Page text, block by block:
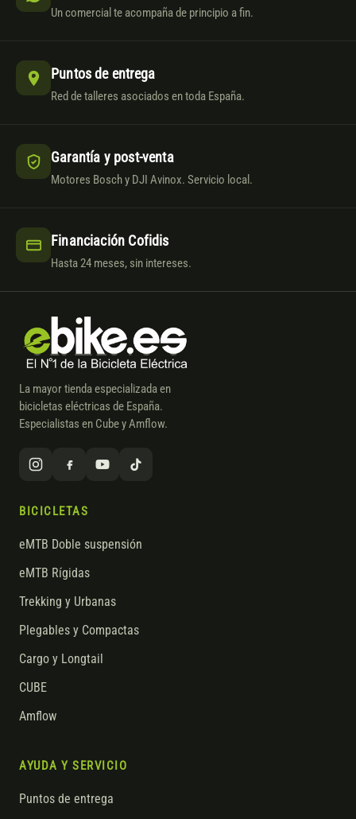
Un comercial te acompaña de principio a fin.
Puntos de entrega
Red de talleres asociados en toda España.
Garantía y post-venta
Motores Bosch y DJI Avinox. Servicio local.
Financiación Cofidis
Hasta 24 meses, sin intereses.
La mayor tienda especializada en
bicicletas eléctricas de España.
Especialistas en Cube y Amflow.
BICICLETAS
eMTB Doble suspensión
eMTB Rígidas
Trekking y Urbanas
Plegables y Compactas
Cargo y Longtail
CUBE
Amflow
AYUDA Y SERVICIO
Puntos de entrega